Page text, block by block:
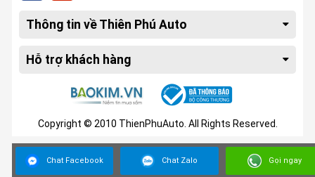
Thông tin về Thiên Phú Auto
Hỗ trợ khách hàng
Copyright © 2010 ThienPhuAuto. All Rights Reserved.
Chat Facebook Gọi ngay
Chat Zalo